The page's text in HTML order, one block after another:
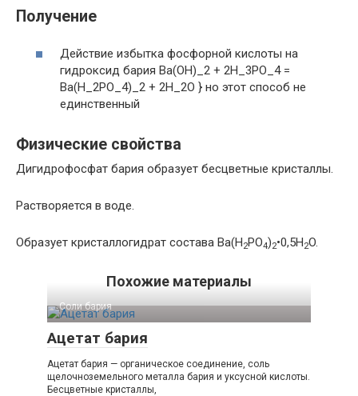
Получение
Действие избытка фосфорной кислоты на
гидроксид бария Ba(OH)_2 + 2H_3PO_4 =
Ba(H_2PO_4)_2 + 2H_2O } но этот способ не
единственный
Физические свойства
Дигидрофосфат бария образует бесцветные кристаллы.
Растворяется в воде.
Образует кристаллогидрат состава Ba(H2PO4)2•0,5H2O.
Похожие материалы
Соли бария‎
Ацетат бария
Ацетат бария — органическое соединение, соль
щелочноземельного металла бария и уксусной кислоты.
Бесцветные кристаллы,